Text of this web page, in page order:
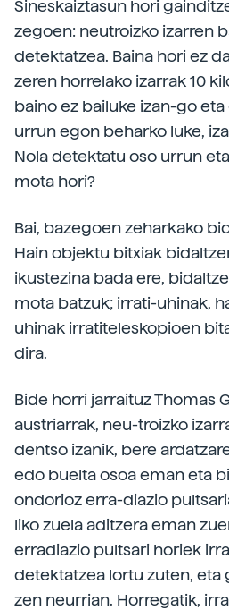
Sineskaiztasun hori
zegoen: neutroizko izarren
detektatzea. Baina hori ez
zeren horrelako izarrak 10
baino ez bailuke izan-go
urrun egon beharko luke,
Nola detektatu oso urrun
mota hori?
Bai, bazegoen zeharkako
Hain objektu bitxiak
ikustezina bada ere,
mota batzuk; irrati-uhinak,
uhinak irratiteleskopioen
dira.
Bide horri jarraituz Thomas
austriarrak, neu-troizko
dentso izanik, bere
edo buelta osoa eman eta
ondorioz erra-diazio
liko zuela aditzera eman
erradiazio pultsari horiek
detektatzea lortu zuten, eta
zen neurrian. Horregatik,